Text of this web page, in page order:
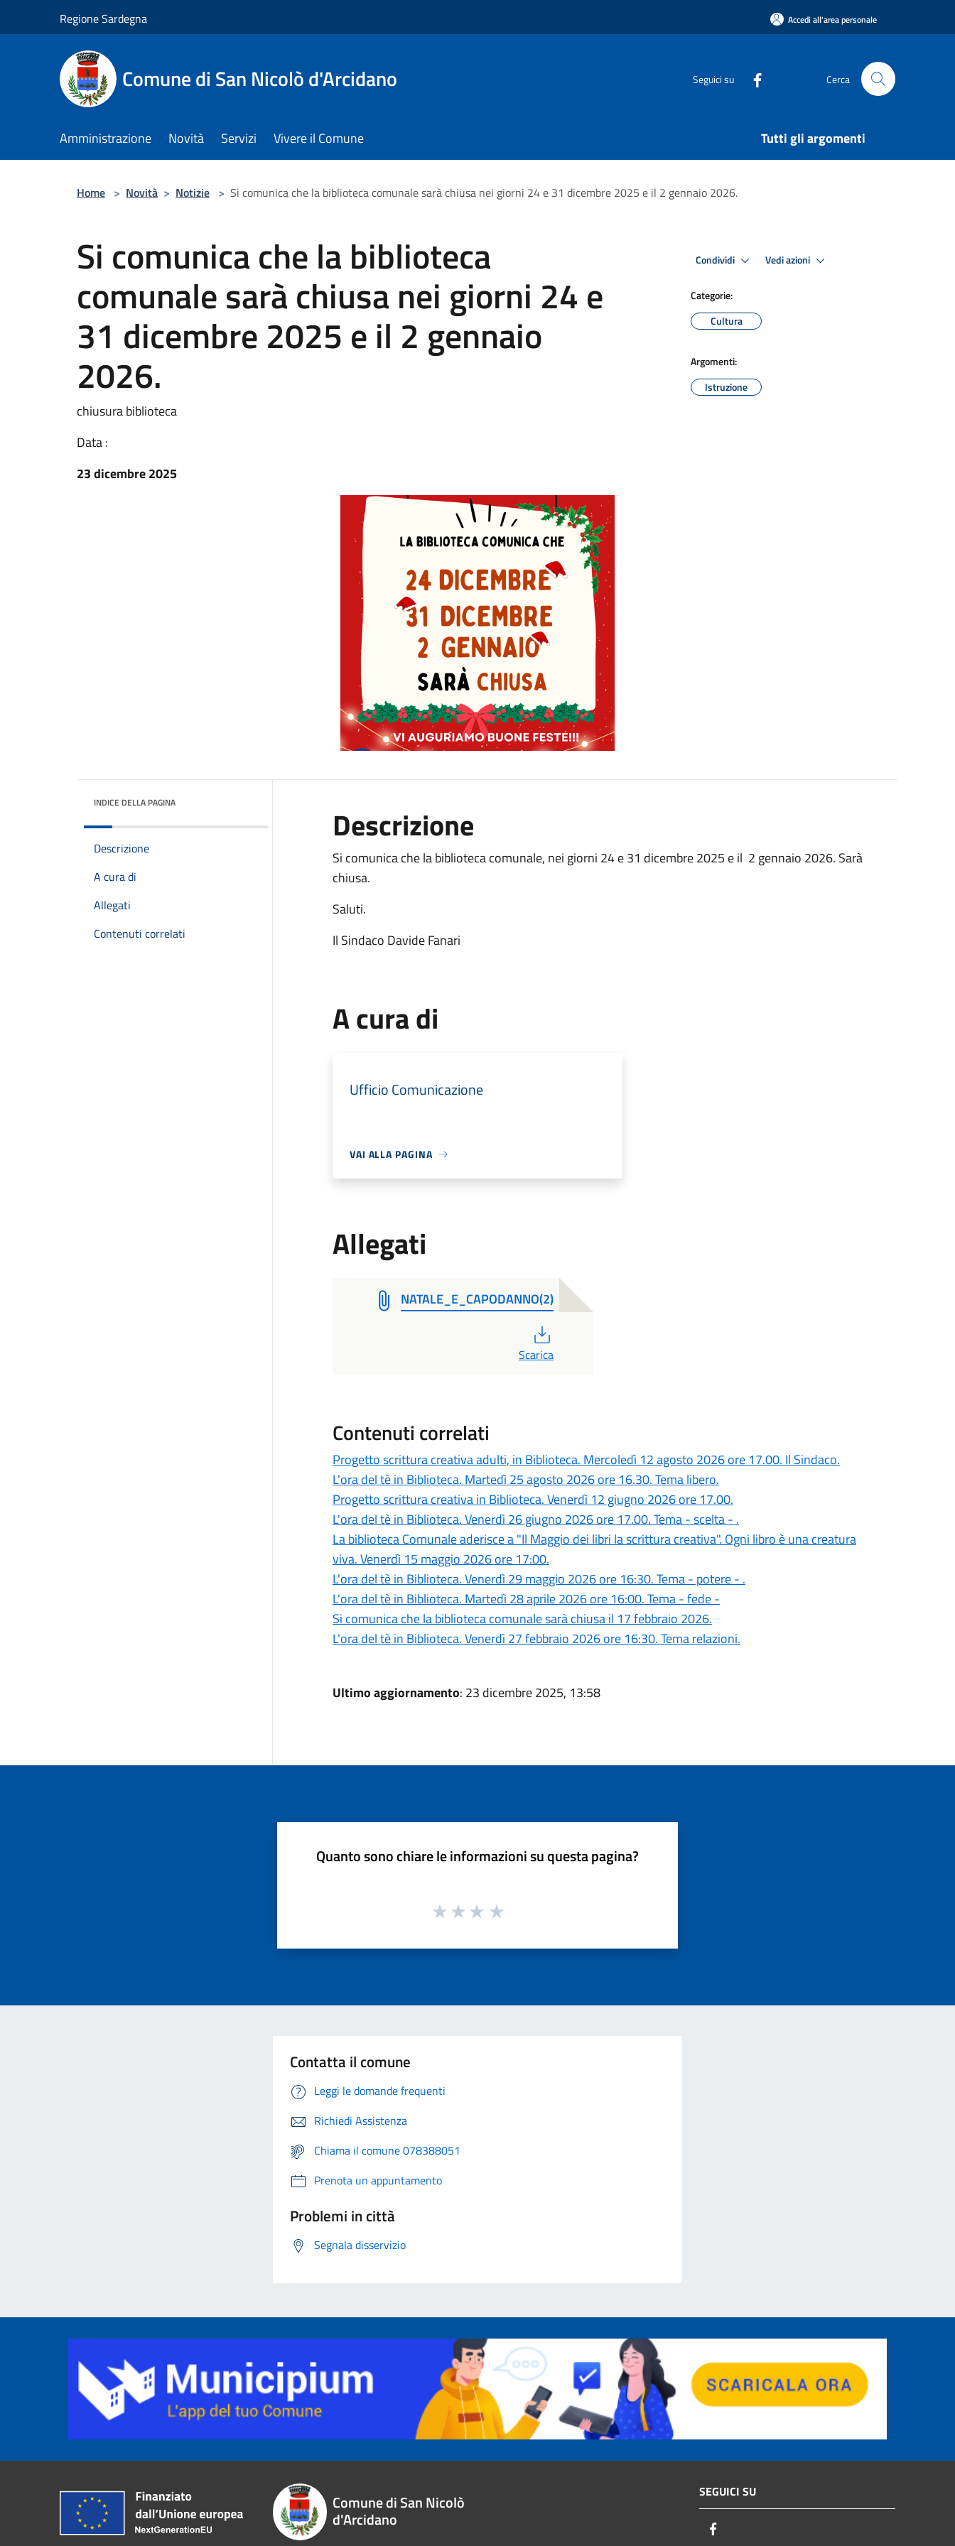
Regione Sardegna Accedi all'area personale
Comune di San Nicolò d'Arcidano Seguici su Cerca
Amministrazione Novità Servizi Vivere il Comune Tutti gli argomenti
Home > Novità > Notizie > Si comunica che la biblioteca comunale sarà chiusa nei giorni 24 e 31 dicembre 2025 e il 2 gennaio 2026.
Si comunica che la biblioteca
comunale sarà chiusa nei giorni 24 e
31 dicembre 2025 e il 2 gennaio
2026.
chiusura biblioteca
Data :
23 dicembre 2025
Condividi Vedi azioni
Categorie:
Cultura
Argomenti:
Istruzione
INDICE DELLA PAGINA
Descrizione
A cura di
Allegati
Contenuti correlati
Descrizione
Si comunica che la biblioteca comunale, nei giorni 24 e 31 dicembre 2025 e il 2 gennaio 2026. Sarà
chiusa.
Saluti.
Il Sindaco Davide Fanari
A cura di
Ufficio Comunicazione
VAI ALLA PAGINA
Allegati
NATALE_E_CAPODANNO(2)
Scarica
Contenuti correlati
Progetto scrittura creativa adulti, in Biblioteca. Mercoledì 12 agosto 2026 ore 17.00. Il Sindaco.
L'ora del tè in Biblioteca. Martedì 25 agosto 2026 ore 16.30. Tema libero.
Progetto scrittura creativa in Biblioteca. Venerdì 12 giugno 2026 ore 17.00.
L'ora del tè in Biblioteca. Venerdì 26 giugno 2026 ore 17.00. Tema - scelta - .
La biblioteca Comunale aderisce a "Il Maggio dei libri la scrittura creativa". Ogni libro è una creatura
viva. Venerdì 15 maggio 2026 ore 17:00.
L'ora del tè in Biblioteca. Venerdì 29 maggio 2026 ore 16:30. Tema - potere - .
L'ora del tè in Biblioteca. Martedì 28 aprile 2026 ore 16:00. Tema - fede -
Si comunica che la biblioteca comunale sarà chiusa il 17 febbraio 2026.
L'ora del tè in Biblioteca. Venerdì 27 febbraio 2026 ore 16:30. Tema relazioni.
Ultimo aggiornamento: 23 dicembre 2025, 13:58
Quanto sono chiare le informazioni su questa pagina?
Contatta il comune
Leggi le domande frequenti
Richiedi Assistenza
Chiama il comune 078388051
Prenota un appuntamento
Problemi in città
Segnala disservizio
Comune di San Nicolò
d'Arcidano
SEGUICI SU